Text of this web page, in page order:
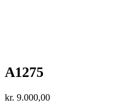
A1275
kr. 9.000,00